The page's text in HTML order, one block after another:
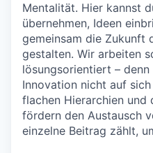
Mentalität. Hier kannst
übernehmen, Ideen
gemeinsam die Zukunft
gestalten. Wir arbeiten
lösungsorientiert –
Innovation nicht auf
flachen Hierarchien und
fördern den Austausch
einzelne Beitrag zählt,